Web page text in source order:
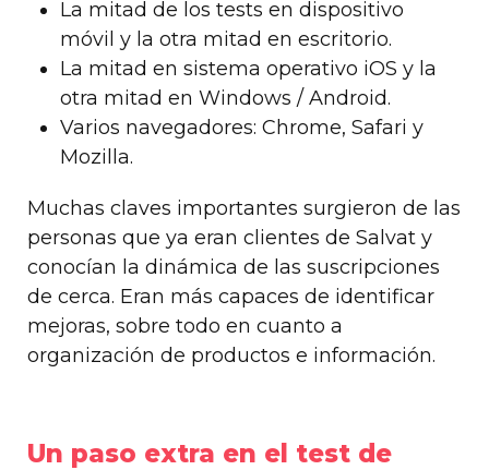
La mitad de los tests en dispositivo
móvil y la otra mitad en escritorio.
La mitad en sistema operativo iOS y la
otra mitad en Windows / Android.
Varios navegadores: Chrome, Safari y
Mozilla.
Muchas claves importantes surgieron de las
personas que ya eran clientes de Salvat y
conocían la dinámica de las suscripciones
de cerca. Eran más capaces de identificar
mejoras, sobre todo en cuanto a
organización de productos e información.
Un paso extra en el test de